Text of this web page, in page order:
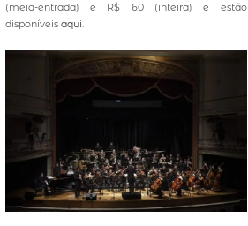
(meia-entrada) e R$ 60 (inteira) e estão
disponíveis aqui.